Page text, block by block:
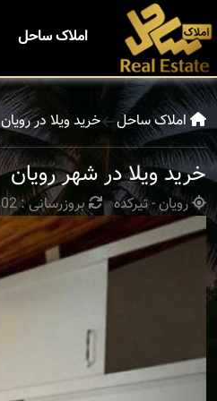
املاک ساحل
املاک ساحل خرید ویلا در رویان
خرید ویلا در شهر رویان
رویان - تیرکده بروزرسانی : 02 شهریور 1402